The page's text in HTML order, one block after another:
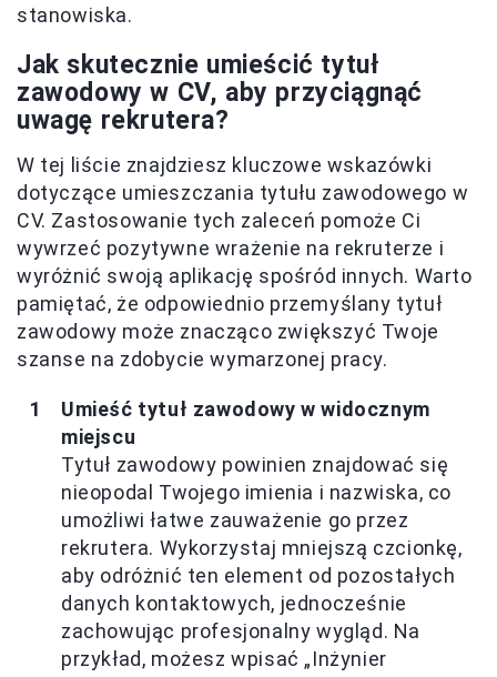
stanowiska.
Jak skutecznie umieścić tytuł
zawodowy w CV, aby przyciągnąć
uwagę rekrutera?
W tej liście znajdziesz kluczowe wskazówki
dotyczące umieszczania tytułu zawodowego w
CV. Zastosowanie tych zaleceń pomoże Ci
wywrzeć pozytywne wrażenie na rekruterze i
wyróżnić swoją aplikację spośród innych. Warto
pamiętać, że odpowiednio przemyślany tytuł
zawodowy może znacząco zwiększyć Twoje
szanse na zdobycie wymarzonej pracy.
Umieść tytuł zawodowy w widocznym
miejscu
Tytuł zawodowy powinien znajdować się
nieopodal Twojego imienia i nazwiska, co
umożliwi łatwe zauważenie go przez
rekrutera. Wykorzystaj mniejszą czcionkę,
aby odróżnić ten element od pozostałych
danych kontaktowych, jednocześnie
zachowując profesjonalny wygląd. Na
przykład, możesz wpisać „Inżynier